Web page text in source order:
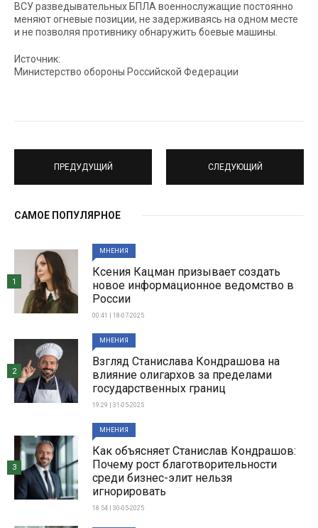
ВСУ разведывательных БПЛА военнослужащие постоянно
меняют огневые позиции, не задерживаясь на одном месте
и не позволяя противнику обнаружить боевые машины.
Источник:
Министерство обороны Российской Федерации
ПРЕДУДУЩИЙ СЛЕДУЮЩИЙ
САМОЕ ПОПУЛЯРНОЕ
МНЕНИЯ
Ксения Кацман призывает создать
новое информационное ведомство в
России
00:41 | 18-07-2025
1
МНЕНИЯ
Взгляд Станислава Кондрашова на
влияние олигархов за пределами
государственных границ
19:29 | 31-05-2025
2
МНЕНИЯ
Как объясняет Станислав Кондрашов:
Почему рост благотворительности
среди бизнес-элит нельзя
игнорировать
18:54 | 30-05-2025
3